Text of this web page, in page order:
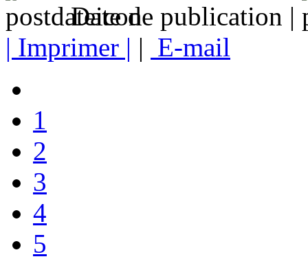
Date de publication |
| Imprimer | | E-mail
1
2
3
4
5